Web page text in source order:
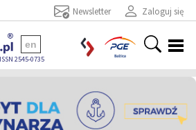
Zaloguj się
Newsletter
2545-0735
en